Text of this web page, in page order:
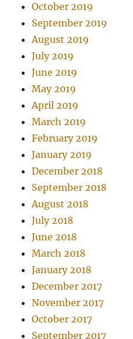
October 2019
September 2019
August 2019
July 2019
June 2019
May 2019
April 2019
March 2019
February 2019
January 2019
December 2018
September 2018
August 2018
July 2018
June 2018
March 2018
January 2018
December 2017
November 2017
October 2017
September 2017